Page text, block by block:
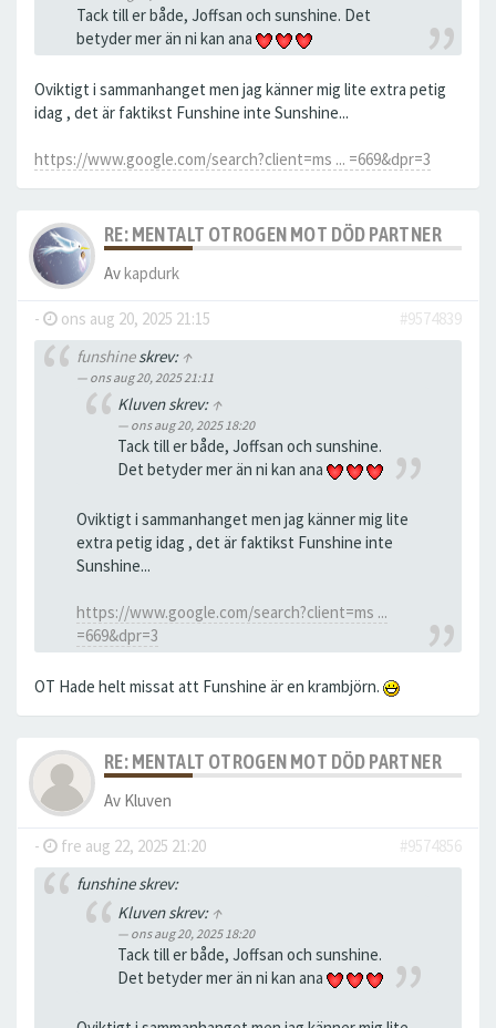
Tack till er både, Joffsan och sunshine. Det
betyder mer än ni kan ana
Oviktigt i sammanhanget men jag känner mig lite extra petig
idag , det är faktikst Funshine inte Sunshine...
https://www.google.com/search?client=ms ... =669&dpr=3
RE: MENTALT OTROGEN MOT DÖD PARTNER
Avkapdurk
- ons aug 20, 2025 21:15
#9574839
funshineskrev: ↑
ons aug 20, 2025 21:11
Kluven skrev: ↑
ons aug 20, 2025 18:20
Tack till er både, Joffsan och sunshine.
Det betyder mer än ni kan ana
Oviktigt i sammanhanget men jag känner mig lite
extra petig idag , det är faktikst Funshine inte
Sunshine...
https://www.google.com/search?client=ms ...
=669&dpr=3
OT Hade helt missat att Funshine är en krambjörn.
RE: MENTALT OTROGEN MOT DÖD PARTNER
Av Kluven
- fre aug 22, 2025 21:20
#9574856
funshine skrev:
Kluven skrev: ↑
ons aug 20, 2025 18:20
Tack till er både, Joffsan och sunshine.
Det betyder mer än ni kan ana